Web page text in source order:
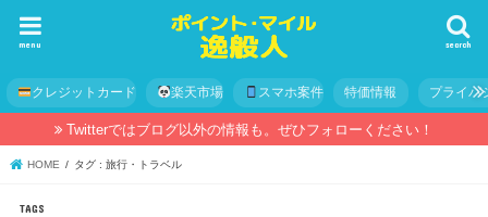
search
menu
クレジットカード 楽天市場 スマホ案件 特価情報 プライバ
Twitterではブログ以外の情報も。ぜひフォローください！
HOME タグ : 旅行・トラベル